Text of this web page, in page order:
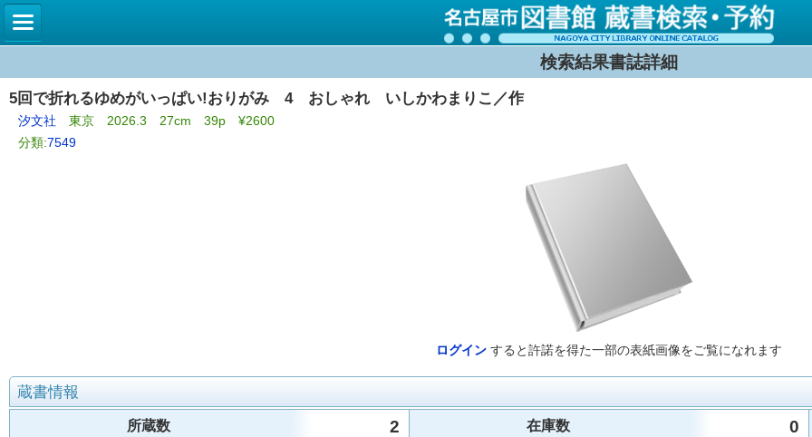
検索結果書誌詳細
5回で折れるゆめがいっぱい!おりがみ 4 おしゃれ いしかわまりこ／作
汐文社 東京 2026.3 27cm 39p ¥2600
分類:7549
ログイン すると許諾を得た一部の表紙画像をご覧になれます
蔵書情報
所蔵数 2 在庫数 0